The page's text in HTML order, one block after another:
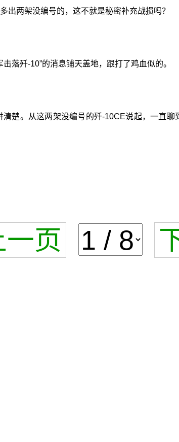
出两架没编号的，这不就是秘密补充战损吗？
落歼-10”的消息铺天盖地，跟打了鸡血似的。
楚。从这两架没编号的歼-10CE说起，一直聊
一页